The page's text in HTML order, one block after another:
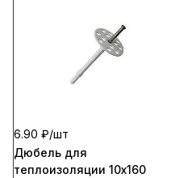
6.90 ₽/шт
Дюбель для
теплоизоляции 10х160